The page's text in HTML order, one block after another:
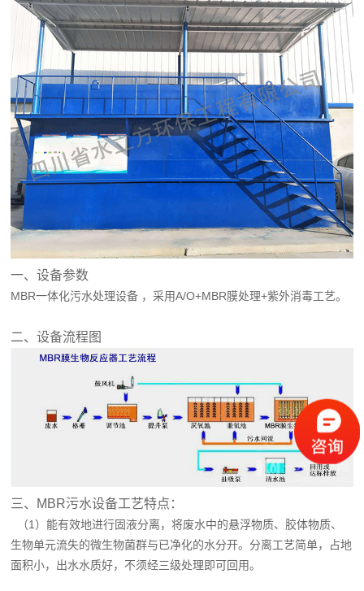
一、设备参数
MBR一体化污水处理设备 ，采用A/O+MBR膜处理+紫外消毒工艺。
二、设备流程图
三、MBR污水设备工艺特点：
（1）能有效地进行固液分离，将废水中的悬浮物质、胶体物质、
生物单元流失的微生物菌群与已净化的水分开。分离工艺简单，占地
面积小，出水水质好，不须经三级处理即可回用。